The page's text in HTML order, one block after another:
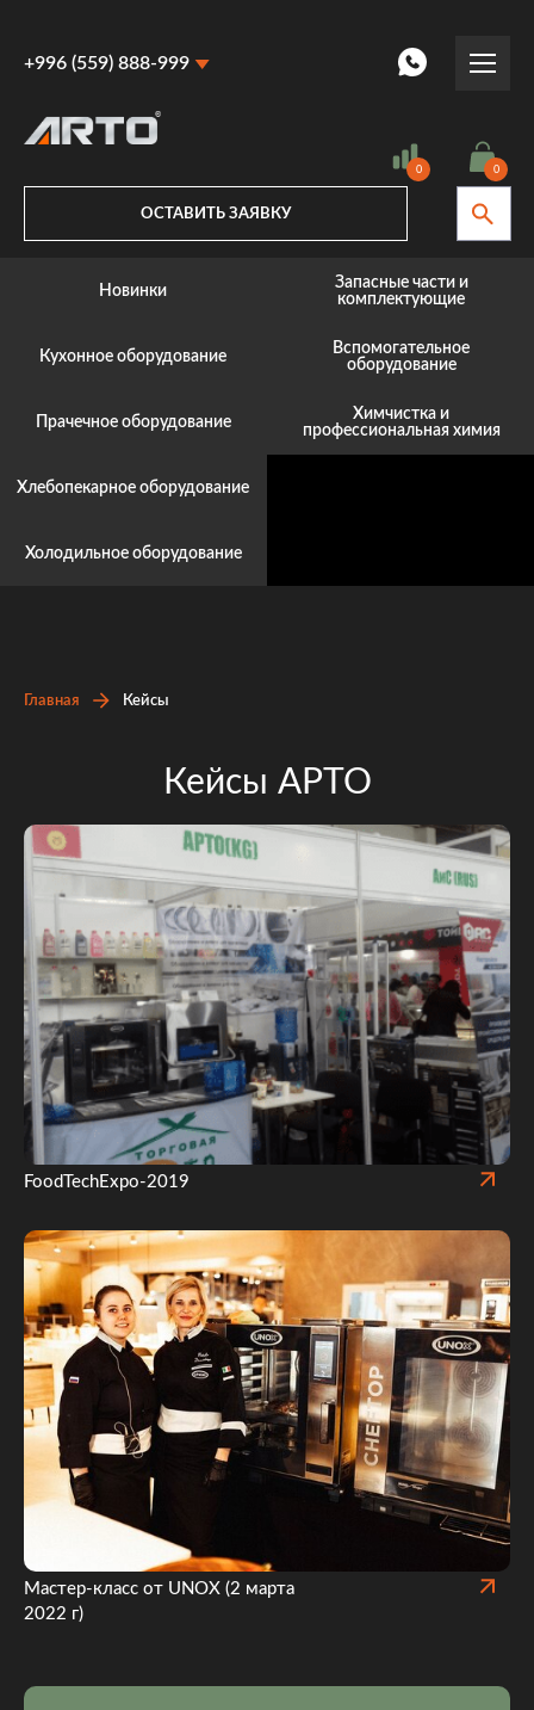
+996 (559) 888-999
+996 (559) 888-999
0 0
ОСТАВИТЬ ЗАЯВКУ
Новинки
Кухонное оборудование
Прачечное оборудование
Хлебопекарное оборудование
Холодильное оборудование
Запасные части и
комплектующие
Вспомогательное
оборудование
Химчистка и
профессиональная химия
Главная Кейсы
Кейсы АРТО
FoodTechExpo-2019
Мастер-класс от UNOX (2 марта
2022 г)